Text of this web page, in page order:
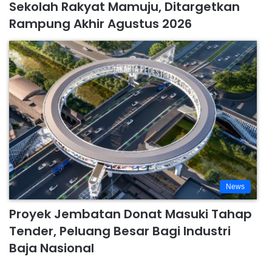
Sekolah Rakyat Mamuju, Ditargetkan
Rampung Akhir Agustus 2026
News
Proyek Jembatan Donat Masuki Tahap
Tender, Peluang Besar Bagi Industri
Baja Nasional